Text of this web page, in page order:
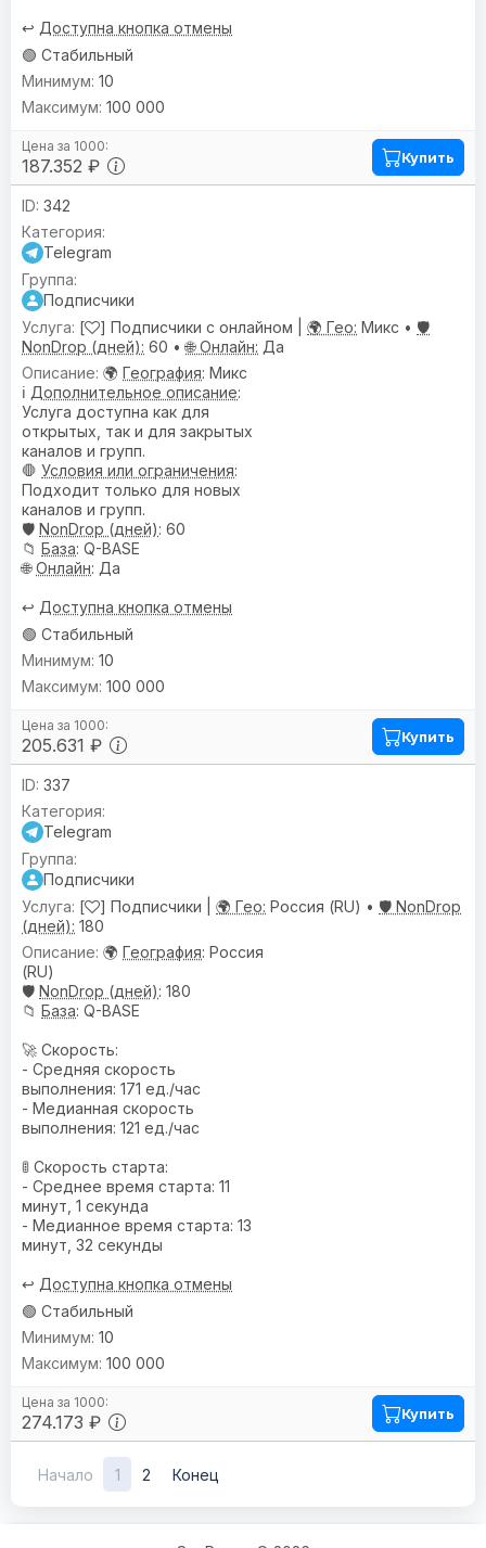
↩️ Доступна кнопка отмены
🟢 Стабильный
187.352 ₽
10
100 000
Купить
342
Telegram
Подписчики
[
] Подписчики с онлайном | 🌍 Гео: Микс • 🛡️
NonDrop (дней): 60 •🌐 Онлайн: Да
🌍 География: Микс
ℹ️ Дополнительное описание:
Услуга доступна как для
открытых, так и для закрытых
каналов и групп.
🛑 Условия или ограничения:
Подходит только для новых
каналов и групп.
🛡️ NonDrop (дней): 60
📁 База: Q-BASE
🌐Онлайн: Да
↩️ Доступна кнопка отмены
🟢 Стабильный
205.631 ₽
10
100 000
Купить
337
Telegram
Подписчики
[
] Подписчики | 🌍 Гео: Россия (RU) • 🛡️ NonDrop
(дней): 180
🌍 География: Россия
(RU)
🛡️ NonDrop (дней): 180
📁 База: Q-BASE
🚀 Скорость:
- Средняя скорость
выполнения: 171 ед./час
- Медианная скорость
выполнения: 121 ед./час
🚦 Скорость старта:
- Среднее время старта: 11
минут, 1 секунда
- Медианное время старта: 13
минут, 32 секунды
↩️ Доступна кнопка отмены
🟢 Стабильный
274.173 ₽
10
100 000
Купить
Начало 1 2 Конец